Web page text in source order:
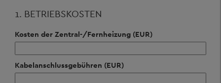
1. BETRIEBSKOSTEN
Kosten der Zentral-/Fernheizung (EUR)
Kabelanschlussgebühren (EUR)